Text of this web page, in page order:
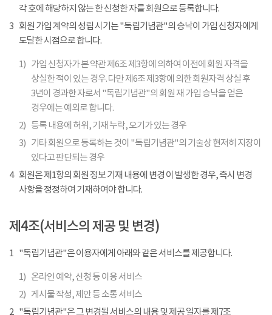
각 호에 해당하지 않는 한 신청한 자를 회원으로 등록합니다.
3 회원 가입 계약의 성립 시기는 "독립기념관"의 승낙이 가입 신청자에게
도달한 시점으로 합니다.
1) 가입 신청자가 본 약관 제6조 제3항에 의하여 이전에 회원 자격을
상실한 적이 있는 경우. 다만 제6조 제3항에 의한 회원자격 상실 후
3년이 경과한 자로서 "독립기념관"의 회원 재 가입 승낙을 얻은
경우에는 예외로 합니다.
2) 등록 내용에 허위, 기재 누락, 오기가 있는 경우
3) 기타 회원으로 등록하는 것이 "독립기념관"의 기술상 현저히 지장이
있다고 판단되는 경우
4
회원은 제1항의 회원 정보 기재 내용에 변경 이 발생한 경우, 즉시 변경
사항을 정정하여 기재하여야 합니다.
제4조(서비스의 제공 및 변경)
1 "독립기념관"은 이용자에게 아래와 같은 서비스를 제공합니다.
1) 온라인 예약, 신청 등 이용 서비스
2) 게시물 작성, 제안 등 소통 서비스
2 "독립기념관"은 그 변경될 서비스의 내용 및 제공 일자를 제7조